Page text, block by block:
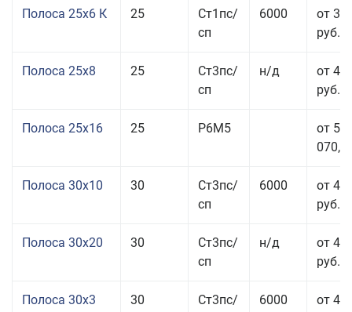
Полоса 25x6 К 25
Ст1пс/
сп
6000
от 35
руб.
Полоса 25x8 25
Ст3пс/
сп
н/д
от 43
руб.
Полоса 25x16 25 Р6М5
от
Полоса 30x10 30
Ст3пс/
сп
6000
от 45
руб.
Полоса 30x20 30
Ст3пс/
сп
н/д
от 46
руб.
Полоса 30x3 30
Ст3пс/
6000
от 46